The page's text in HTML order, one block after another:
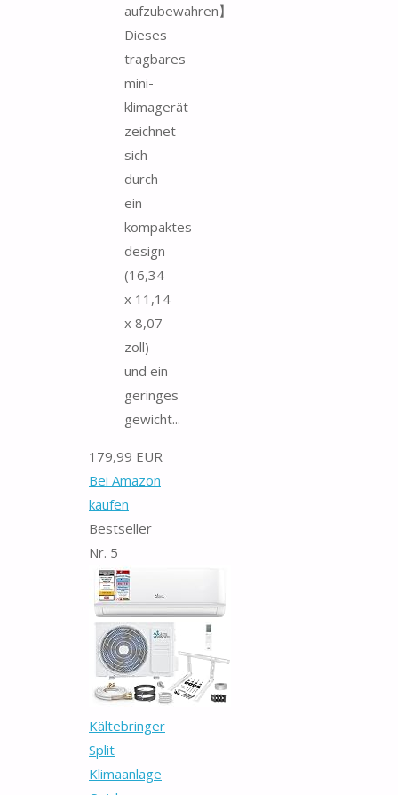
aufzubewahren】
Dieses
tragbares
mini-
klimagerät
zeichnet
sich
durch
ein
kompaktes
design
(16,34
x 11,14
x 8,07
zoll)
und ein
geringes
gewicht...
179,99 EUR
Bei Amazon
kaufen
Bestseller
Nr. 5
Kältebringer
Split
Klimaanlage